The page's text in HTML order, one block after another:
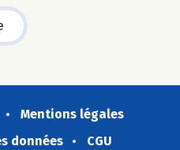
Mentions légales
données
CGU